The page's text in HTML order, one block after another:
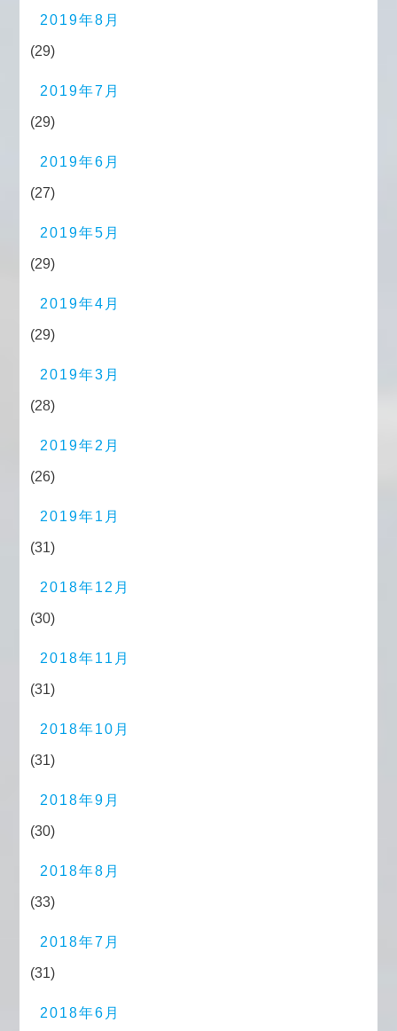
2019年8月
(29)
2019年7月
(29)
2019年6月
(27)
2019年5月
(29)
2019年4月
(29)
2019年3月
(28)
2019年2月
(26)
2019年1月
(31)
2018年12月
(30)
2018年11月
(31)
2018年10月
(31)
2018年9月
(30)
2018年8月
(33)
2018年7月
(31)
2018年6月